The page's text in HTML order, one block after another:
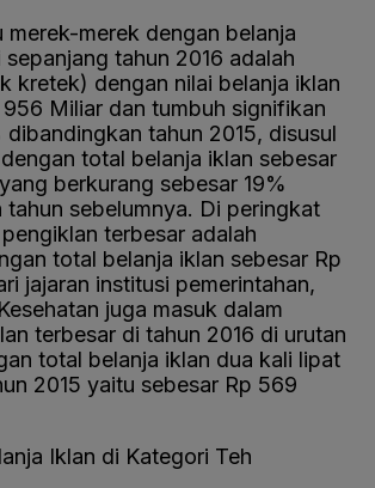
merek-merek dengan belanja
tahun 2016 adalah
kretek) dengan nilai belanja iklan
Miliar dan tumbuh signifikan
tahun 2015, disusul
total belanja iklan sebesar
berkurang sebesar 19%
tahun sebelumnya. Di peringkat
terbesar adalah
total belanja iklan sebesar Rp
jajaran institusi pemerintahan,
juga masuk dalam
terbesar di tahun 2016 di urutan
total belanja iklan dua kali lipat
2015 yaitu sebesar Rp 569
Iklan di Kategori Teh